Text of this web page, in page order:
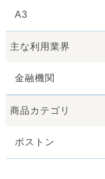
A3
主な利用業界
金融機関
商品カテゴリ
ボストン